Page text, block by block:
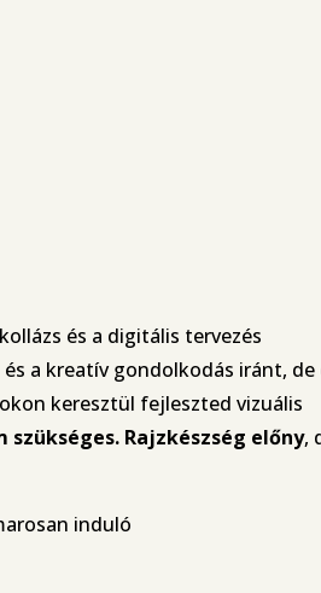
és a digitális tervezés
a kreatív gondolkodás iránt, de
keresztül fejleszted vizuális
szükséges. Rajzkészség előny,
induló